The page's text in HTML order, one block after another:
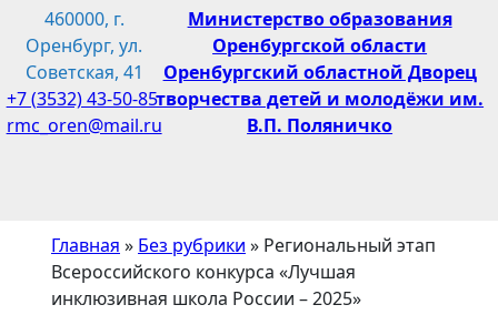
460000, г.
Оренбург, ул.
Советская, 41
+7 (3532) 43-50-85
rmc_oren@mail.ru
Министерство образования
Оренбургской области
Оренбургский областной Дворец
творчества детей и молодёжи им.
В.П. Поляничко
Главная » Без рубрики » Региональный этап
Всероссийского конкурса «Лучшая
инклюзивная школа России – 2025»